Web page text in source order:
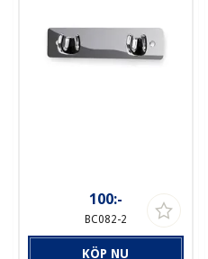
100:-
BC082-2
KÖP NU